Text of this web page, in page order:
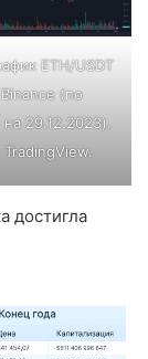
ETH/USDT
(по
29.12.2023).
TradingView.
достигла